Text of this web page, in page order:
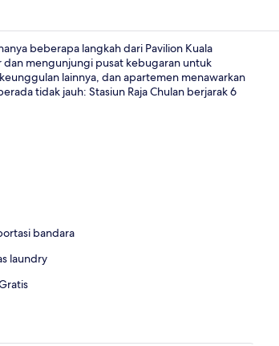
Bathtub spa
beberapa langkah dari Pavilion Kuala
dan mengunjungi pusat kebugaran untuk
lainnya, dan apartemen menawarkan
tidak jauh: Stasiun Raja Chulan berjarak 6
bandara
laundry